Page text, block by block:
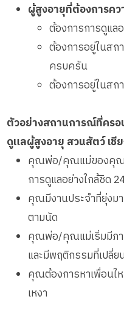
ผู้สูงอายุที่ต้องการค
ต้องการการดูแล
ต้องการอยู่ในส
ครบครัน
ต้องการอยู่ในสถ
ตัวอย่างสถานการณ์ที่คร
ดูแลผู้สูงอายุ สวนสัตว์ เชี
คุณพ่อ/คุณแม่ของคุณ
การดูแลอย่างใกล้ชิด
คุณมีงานประจำที่ยุ่งม
ตามนัด
คุณพ่อ/คุณแม่เริ่มมีภา
และมีพฤติกรรมที่เปลี่ย
คุณต้องการหาเพื่อน
เหงา